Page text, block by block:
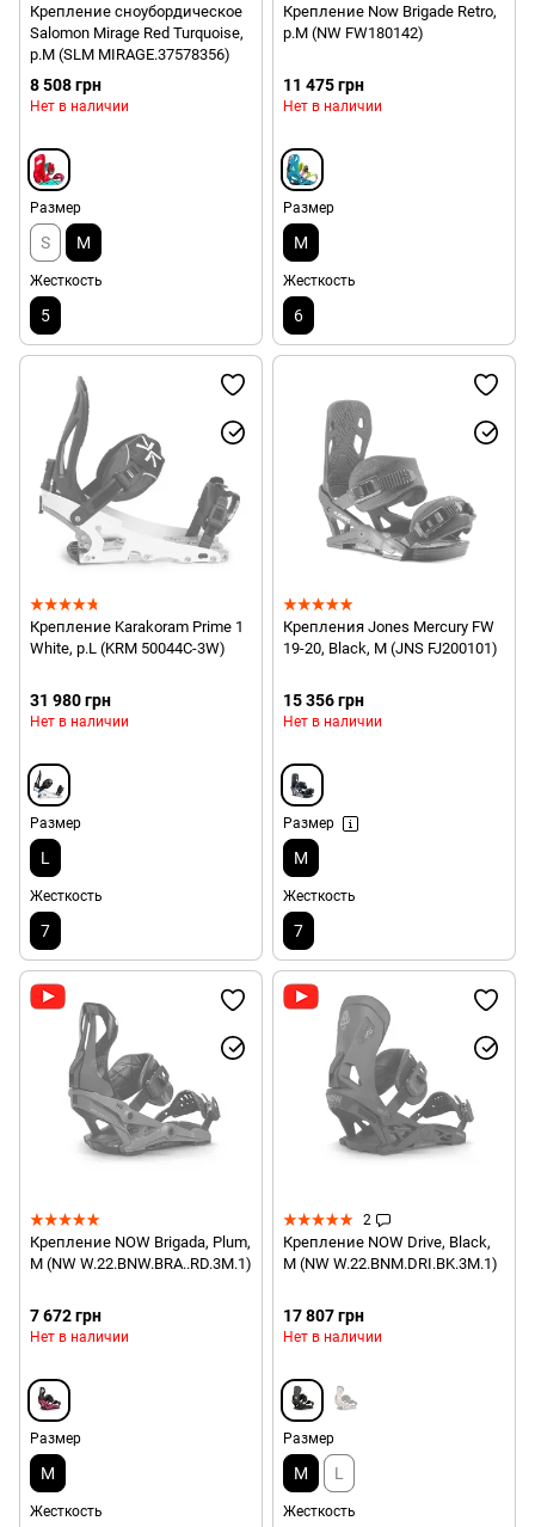
Крепление сноубордическое
Salomon Mirage Red Turquoise,
р.M (SLM MIRAGE.37578356)
8 508 грн
Нет в наличии
Размер
S M
Жесткость
5
Крепление Now Brigade Retro,
р.M (NW FW180142)
11 475 грн
Нет в наличии
Размер
M
Жесткость
6
Крепление Karakoram Prime 1
White, р.L (KRM 50044C-3W)
31 980 грн
Нет в наличии
Размер
L
Жесткость
7
Крепления Jones Mercury FW
19-20, Black, M (JNS FJ200101)
15 356 грн
Нет в наличии
Размер
M
Жесткость
7
Крепление NOW Brigada, Plum,
M (NW W.22.BNW.BRA..RD.3M.1)
7 672 грн
Нет в наличии
Размер
M
Жесткость
2
Крепление NOW Drive, Black,
M (NW W.22.BNM.DRI.BK.3M.1)
17 807 грн
Нет в наличии
Размер
M L
Жесткость